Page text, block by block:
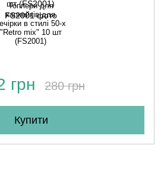
Топпери для
капкейків для
в стилі 50-х
"Retro mix" 10 шт
(FS2001)
грн 280 грн
Купити